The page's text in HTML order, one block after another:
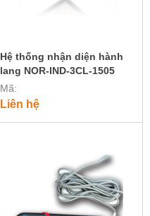
Hệ thống nhận diện hành
lang NOR-IND-3CL-1505
Mã:
Liên hệ